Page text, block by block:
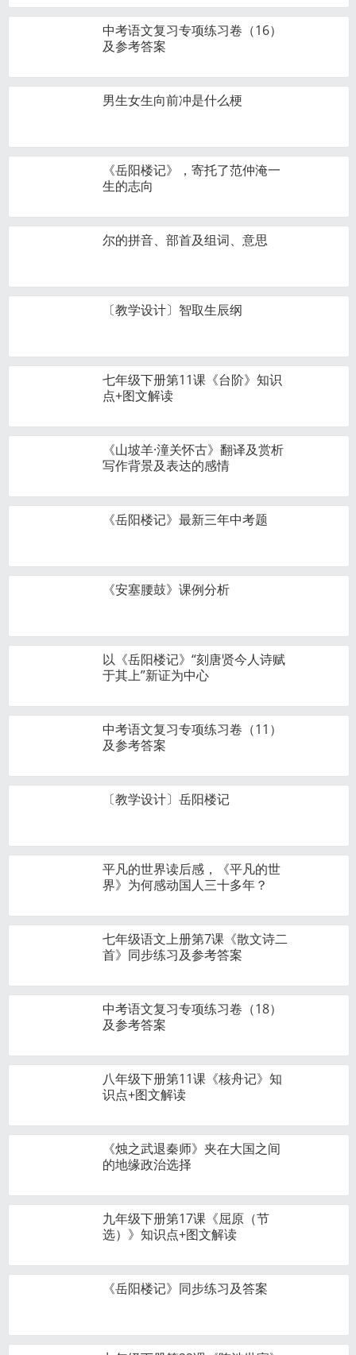
中考语文复习专项练习卷（16）
及参考答案
男生女生向前冲是什么梗
《岳阳楼记》，寄托了范仲淹一
生的志向
尔的拼音、部首及组词、意思
〔教学设计〕智取生辰纲
七年级下册第11课《台阶》知识
点+图文解读
《山坡羊·潼关怀古》翻译及赏析
写作背景及表达的感情
《岳阳楼记》最新三年中考题
《安塞腰鼓》课例分析
以《岳阳楼记》“刻唐贤今人诗赋
于其上”新证为中心
中考语文复习专项练习卷（11）
及参考答案
〔教学设计〕岳阳楼记
平凡的世界读后感，《平凡的世
界》为何感动国人三十多年？
七年级语文上册第7课《散文诗二
首》同步练习及参考答案
中考语文复习专项练习卷（18）
及参考答案
八年级下册第11课《核舟记》知
识点+图文解读
《烛之武退秦师》夹在大国之间
的地缘政治选择
九年级下册第17课《屈原（节
选）》知识点+图文解读
《岳阳楼记》同步练习及答案